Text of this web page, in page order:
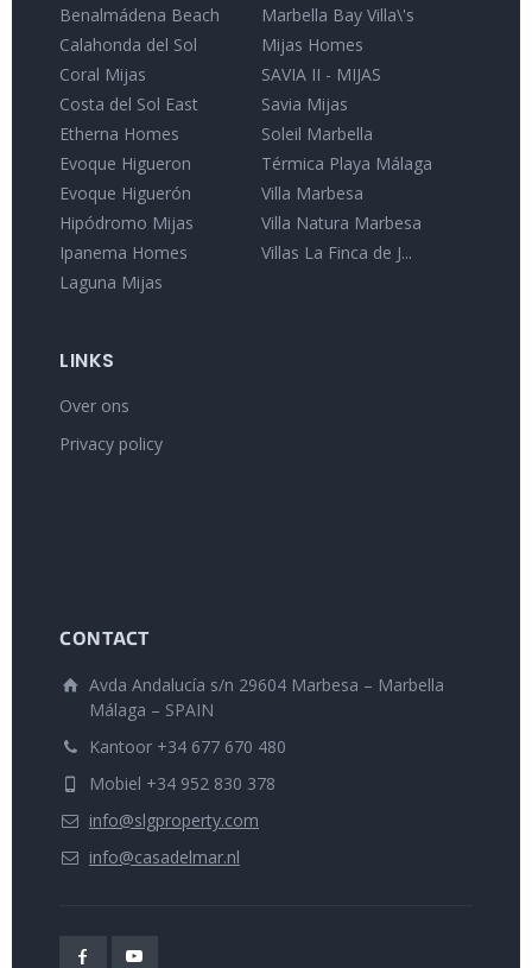
Benalmádena Beach
Calahonda del Sol
Coral Mijas
Costa del Sol East
Etherna Homes
Evoque Higueron
Evoque Higuerón
Hipódromo Mijas
Ipanema Homes
Laguna Mijas
Marbella Bay Villa\'s
Mijas Homes
SAVIA II - MIJAS
Savia Mijas
Soleil Marbella
Térmica Playa Málaga
Villa Marbesa
Villa Natura Marbesa
Villas La Finca de J...
LINKS
Over ons
Privacy policy
CONTACT
Avda Andalucía s/n 29604 Marbesa – Marbella
Málaga – SPAIN
Kantoor +34 677 670 480
Mobiel +34 952 830 378
info@slgproperty.com
info@casadelmar.nl